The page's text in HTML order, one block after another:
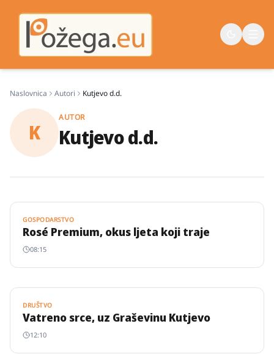
Naslovna
Vijesti
Život
Sport
Naslovnica Autori Kutjevo d.d.
K
AUTOR
Kutjevo d.d.
GOSPODARSTVO
Rosé Premium, okus ljeta koji traje
08:15
DRUŠTVO
Vatreno srce, uz Graševinu Kutjevo
12:10